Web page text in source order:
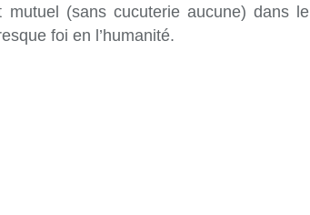
(sans cucuterie aucune) dans le
foi en l’humanité.